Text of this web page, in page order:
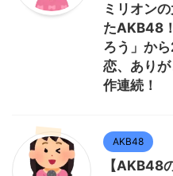
ミリオン
たAKB48
ろう」か
恋、あり
作連続！
AKB48
【AKB48